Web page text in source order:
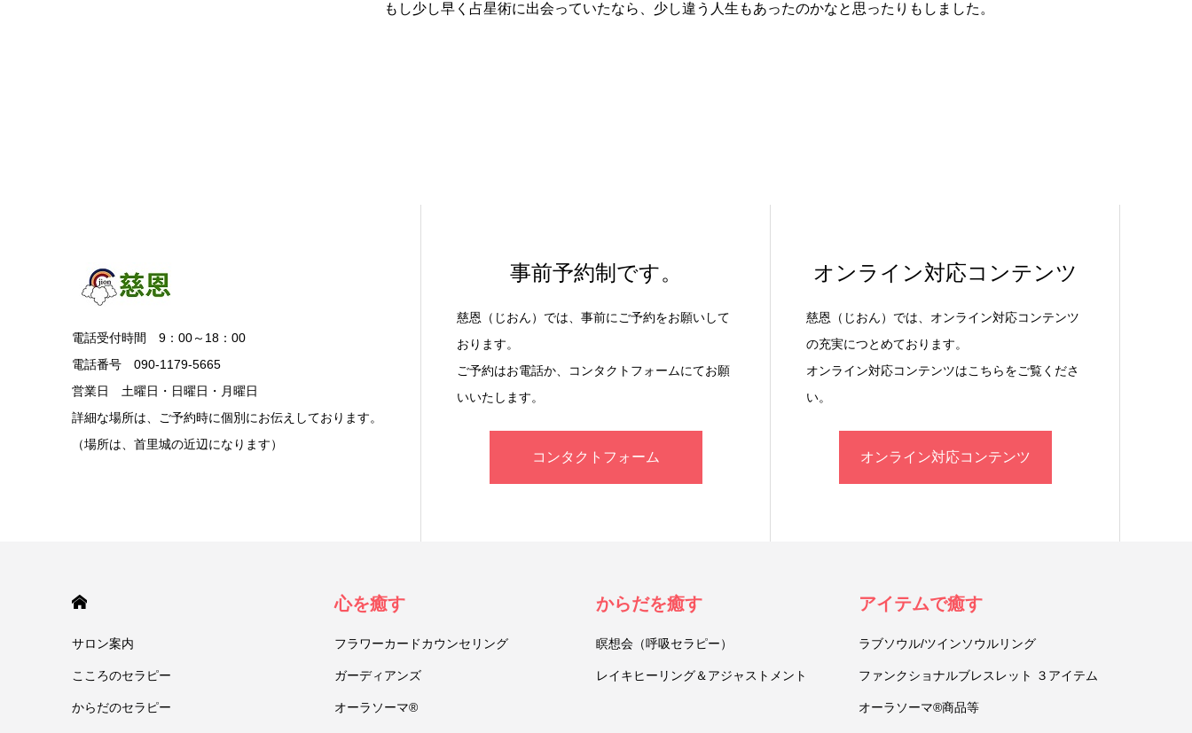
もし少し早く占星術に出会っていたなら、少し違う人生もあったのかなと思ったりもしました。
電話受付時間 9：00～18：00
電話番号 090-1179-5665
営業日 土曜日・日曜日・月曜日
詳細な場所は、ご予約時に個別にお伝えしております。
（場所は、首里城の近辺になります）
事前予約制です。
慈恩（じおん）では、事前にご予約をお願いして
おります。
ご予約はお電話か、コンタクトフォームにてお願
いいたします。
コンタクトフォーム
オンライン対応コンテンツ
慈恩（じおん）では、オンライン対応コンテンツ
の充実につとめております。
オンライン対応コンテンツはこちらをご覧くださ
い。
オンライン対応コンテンツ
サロン案内
こころのセラピー
からだのセラピー
心を癒す
フラワーカードカウンセリング
ガーディアンズ
オーラソーマ®
からだを癒す
瞑想会（呼吸セラピー）
レイキヒーリング＆アジャストメント
アイテムで癒す
ラブソウル/ツインソウルリング
ファンクショナルブレスレット ３アイテム
オーラソーマ®商品等